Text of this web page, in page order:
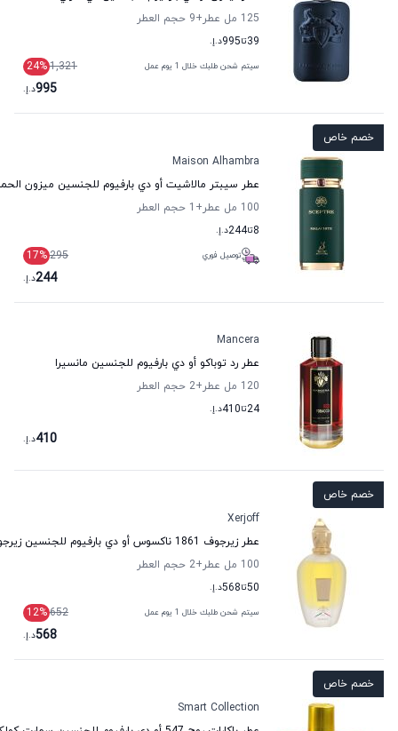
125 مل عطر
+9
حجم العطر
39تا995د.إ.
سيتم شحن طلبك خلال 1 يوم عمل 1,321
24%
995د.إ.
خصم خاص
Maison Alhambra
عطر سيبتر مالاشيت أو دي بارفيوم للجنسين ميزون
100 مل عطر
+1
حجم العطر
8تا244د.إ.
توصيل فوري 295
17%
244د.إ.
Mancera
عطر رد توباكو أو دي بارفيوم للجنسين مانسيرا
120 مل عطر
+2
حجم العطر
24تا410د.إ.
410د.إ.
خصم خاص
Xerjoff
عطر زيرجوف 1861 ناكسوس أو دي بارفيوم للجنسين زيرجوف
100 مل عطر
+2
حجم العطر
50تا568د.إ.
سيتم شحن طلبك خلال 1 يوم عمل 652
12%
568د.إ.
خصم خاص
Smart Collection